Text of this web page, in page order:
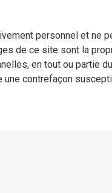
personnel et ne
de ce site sont la
en tout ou partie
contrefaçon